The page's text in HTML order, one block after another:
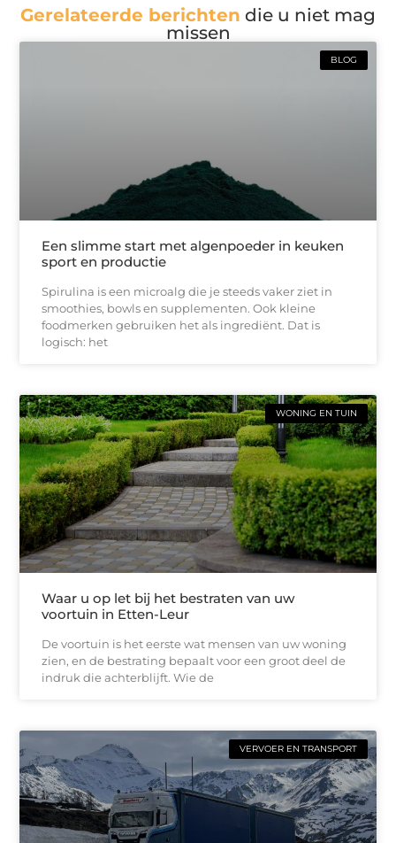
Gerelateerde berichten die u niet mag
missen
BLOG
Een slimme start met algenpoeder in keuken
sport en productie
Spirulina is een microalg die je steeds vaker ziet in
smoothies, bowls en supplementen. Ook kleine
foodmerken gebruiken het als ingrediënt. Dat is
logisch: het
WONING EN TUIN
Waar u op let bij het bestraten van uw
voortuin in Etten-Leur
De voortuin is het eerste wat mensen van uw woning
zien, en de bestrating bepaalt voor een groot deel de
indruk die achterblijft. Wie de
VERVOER EN TRANSPORT